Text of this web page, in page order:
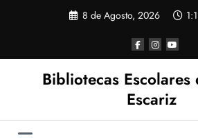
8 de Agosto, 2026
Bibliotecas Escolares
Escariz